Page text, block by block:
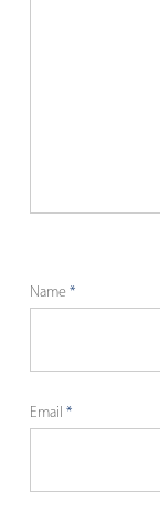
Name *
Email *